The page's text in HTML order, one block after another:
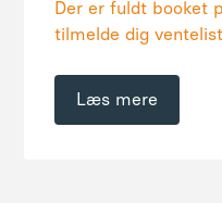
Der er fuldt booket
tilmelde dig
Læs mere